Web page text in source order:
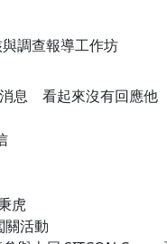
調查報導工作坊
息 看起來沒有回應他
虎
關活動